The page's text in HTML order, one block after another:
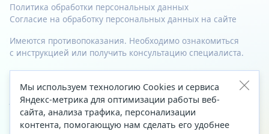
Политика обработки персональных данных
Согласие на обработку персональных данных на сайте
Имеются противопоказания. Необходимо ознакомиться
с инструкцией или получить консультацию специалиста.
© 2023—2026 Все права защищены.
Адрес
Архангельск, ул. Папанина, д. 19 (вход в здание со стороны
Мы используем технологию Cookies и сервиса
Яндекс-метрика для оптимизации работы веб-
сайта, анализа трафика, персонализации
контента, помогающую нам сделать его удобнее